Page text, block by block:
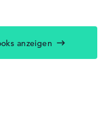
anzeigen